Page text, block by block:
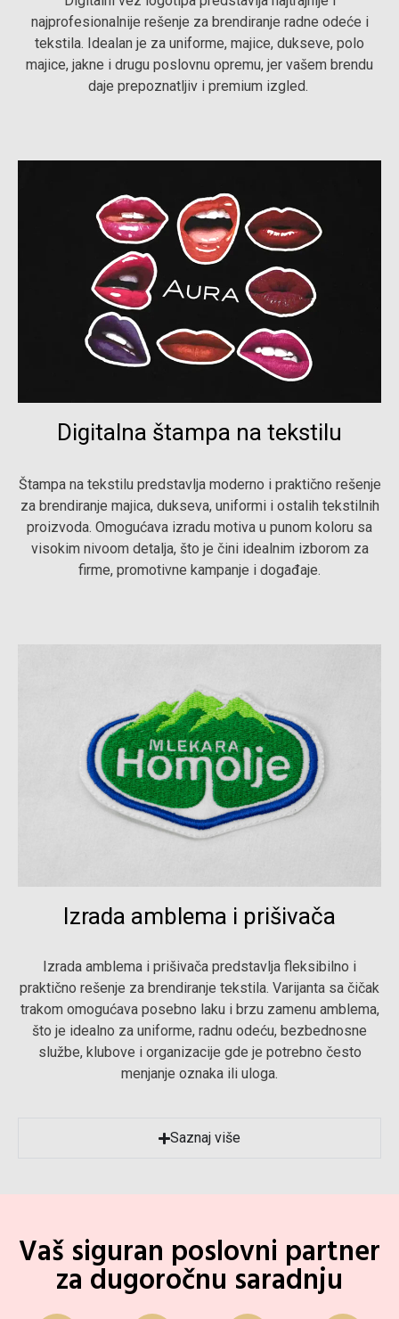
najprofesionalnije rešenje za brendiranje radne odeće i
tekstila. Idealan je za uniforme, majice, dukseve, polo
majice, jakne i drugu poslovnu opremu, jer vašem brendu
daje prepoznatljiv i premium izgled.
Digitalna štampa na tekstilu
Štampa na tekstilu predstavlja moderno i praktično rešenje
za brendiranje majica, dukseva, uniformi i ostalih tekstilnih
proizvoda. Omogućava izradu motiva u punom koloru sa
visokim nivoom detalja, što je čini idealnim izborom za
firme, promotivne kampanje i događaje.
Izrada amblema i prišivača
Izrada amblema i prišivača predstavlja fleksibilno i
praktično rešenje za brendiranje tekstila. Varijanta sa čičak
trakom omogućava posebno laku i brzu zamenu amblema,
što je idealno za uniforme, radnu odeću, bezbednosne
službe, klubove i organizacije gde je potrebno često
menjanje oznaka ili uloga.
Saznaj više
Vaš siguran poslovni partner
za dugoročnu saradnju